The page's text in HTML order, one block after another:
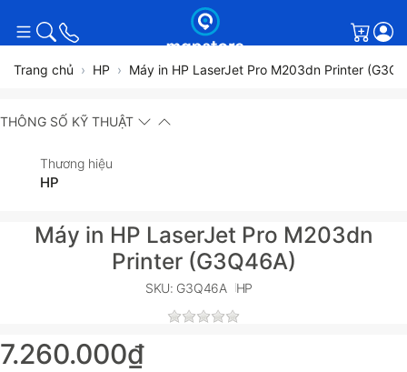
Giỏ
Trang chủ HP Máy in HP LaserJet Pro M203dn Printer
THÔNG SỐ KỸ THUẬT
Thương hiệu
HP
Máy in HP LaserJet Pro M203dn
Printer (G3Q46A)
SKU: G3Q46A HP
7.260.000₫